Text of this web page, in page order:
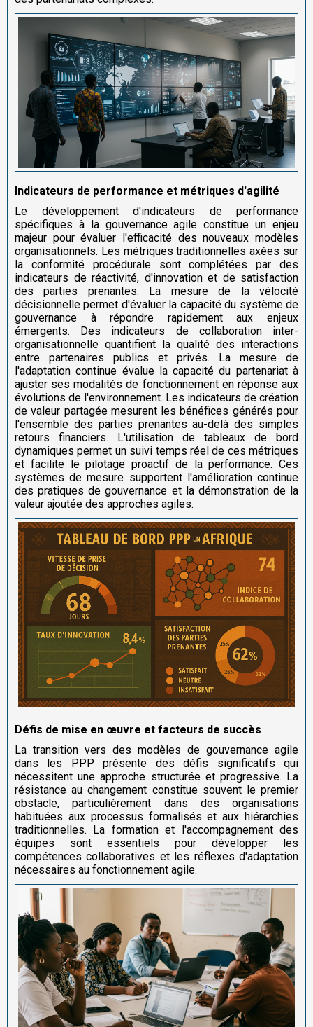
Indicateurs de performance et métriques d'agilité
Le développement d'indicateurs de performance
spécifiques à la gouvernance agile constitue un enjeu
majeur pour évaluer l'efficacité des nouveaux modèles
organisationnels. Les métriques traditionnelles axées sur
la conformité procédurale sont complétées par des
indicateurs de réactivité, d'innovation et de satisfaction
des parties prenantes. La mesure de la vélocité
décisionnelle permet d'évaluer la capacité du système de
gouvernance à répondre rapidement aux enjeux
émergents. Des indicateurs de collaboration inter-
organisationnelle quantifient la qualité des interactions
entre partenaires publics et privés. La mesure de
l'adaptation continue évalue la capacité du partenariat à
ajuster ses modalités de fonctionnement en réponse aux
évolutions de l'environnement. Les indicateurs de création
de valeur partagée mesurent les bénéfices générés pour
l'ensemble des parties prenantes au-delà des simples
retours financiers. L'utilisation de tableaux de bord
dynamiques permet un suivi temps réel de ces métriques
et facilite le pilotage proactif de la performance. Ces
systèmes de mesure supportent l'amélioration continue
des pratiques de gouvernance et la démonstration de la
valeur ajoutée des approches agiles.
Défis de mise en œuvre et facteurs de succès
La transition vers des modèles de gouvernance agile
dans les PPP présente des défis significatifs qui
nécessitent une approche structurée et progressive. La
résistance au changement constitue souvent le premier
obstacle, particulièrement dans des organisations
habituées aux processus formalisés et aux hiérarchies
traditionnelles. La formation et l'accompagnement des
équipes sont essentiels pour développer les
compétences collaboratives et les réflexes d'adaptation
nécessaires au fonctionnement agile.